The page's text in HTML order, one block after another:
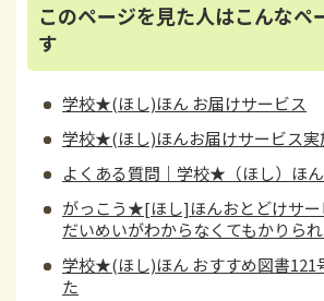
このページを見た人はこんなペ
す
学校★(ほし)ほん お届けサービス
学校★(ほし)ほんお届けサービス実
よくある質問｜学校★（ほし）ほ
がっこう★[ほし]ほんおとどけサー
だいめいがわからなくてもかりら
学校★(ほし)ほん おすすめ図書121
た